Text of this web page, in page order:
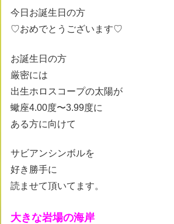
今日お誕生日の方
♡おめでとうございます♡
お誕生日の方
厳密には
出生ホロスコープの太陽が
蠍座4.00度〜3.99度に
ある方に向けて
サビアンシンボルを
好き勝手に
読ませて頂いてます。
大きな岩場の海岸